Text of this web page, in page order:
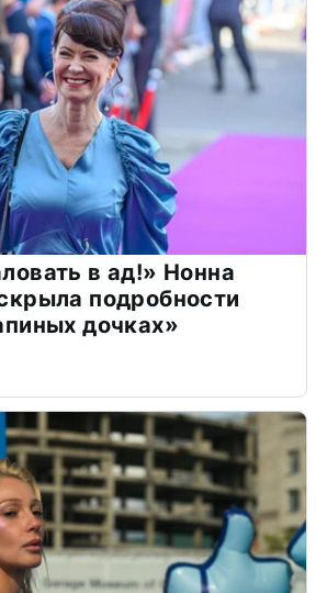
в ад!» Нонна
подробности
дочках»